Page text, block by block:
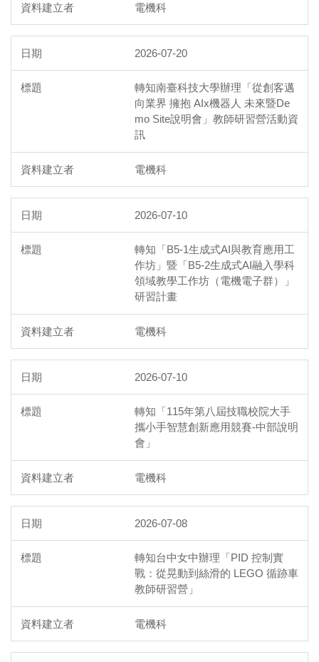
電機科
2026-07-20
轉知南臺科技大學辦理「從創客邁
向業界 擁抱 AIx機器人 未來暨De
mo Site說明會」教師研習營活動資
訊
電機科
2026-07-10
轉知「B5-1生成式AI與教育應用工
作坊」暨「B5-2生成式AI融入學科
領域教學工作坊（電機電子群）」
研習計畫
電機科
2026-07-10
轉知「115年第八屆技職校院大手
攜小手智慧創新應用競賽-中部說明
會」
電機科
2026-07-08
轉知台中女中辦理「PID 控制實
戰：從晃動到絲滑的 LEGO 循跡車
教師研習營」
電機科